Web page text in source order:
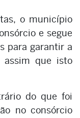
o município
e segue
para garantir a
assim que isto
do que foi
no consórcio